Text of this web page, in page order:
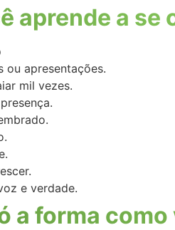
aprende a
ou apresentações.
mil vezes.
e verdade.
a forma